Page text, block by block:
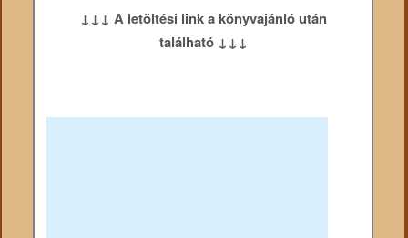
↓↓↓ A letöltési link a könyvajánló után
található ↓↓↓